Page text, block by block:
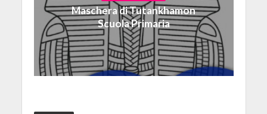
Maschera di Tutankhamon
Scuola Primaria